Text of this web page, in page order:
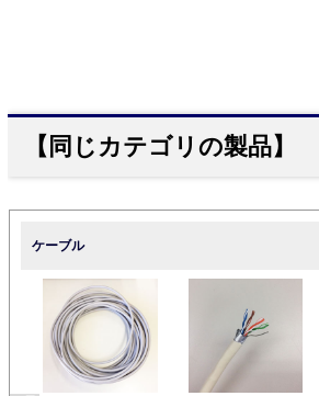
【同じカテゴリの製品】
ケーブル